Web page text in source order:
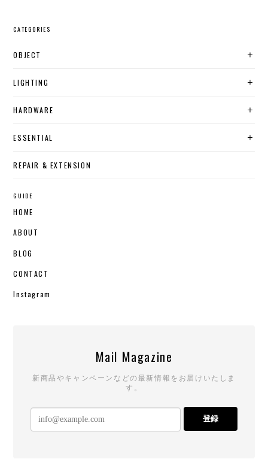
CATEGORIES
OBJECT
LIGHTING
HARDWARE
ESSENTIAL
REPAIR & EXTENSION
GUIDE
HOME
ABOUT
BLOG
CONTACT
Instagram
Mail Magazine
新商品やキャンペーンなどの最新情報をお届けいたしま
す。
登録